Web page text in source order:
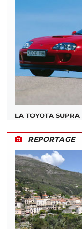
LA TOYOTA
REPORTAGE